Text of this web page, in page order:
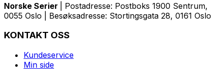
Norske Serier
| Postadresse: Postboks 1900 Sentrum,
0055 Oslo | Besøksadresse: Stortingsgata 28, 0161 Oslo
KONTAKT OSS
Kundeservice
Min side